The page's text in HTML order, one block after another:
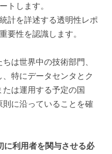
トします。
計を詳述する透明性レポ
要性を認識します。
は世界中の技術部門、
特にデータセンタとク
は運用する予定の国
に沿っていることを確
に利用者を関与させる必